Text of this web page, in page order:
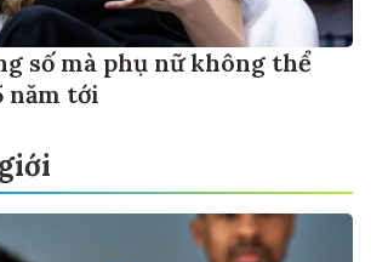
số mà phụ nữ không thể
năm tới